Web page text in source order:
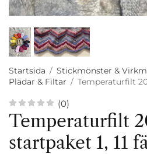
Startsida / Stickmönster &
Plädar & Filtar / Temperaturfilt
(0)
Temperaturfilt
startpaket 1, 11